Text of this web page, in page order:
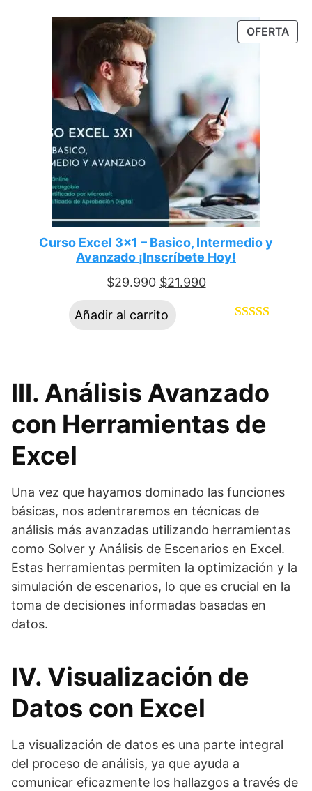
con5.00
5 en base a
OFERTA
Curso Excel 3×1 – Basico, Intermedio y
Avanzado ¡Inscríbete Hoy!
$29.990 $21.990
valoraciones
Añadir al carrito
III. Análisis Avanzado
con Herramientas de
Excel
Una vez que hayamos dominado las funciones
básicas, nos adentraremos en técnicas de
análisis más avanzadas utilizando herramientas
como Solver y Análisis de Escenarios en Excel.
Estas herramientas permiten la optimización y la
simulación de escenarios, lo que es crucial en la
toma de decisiones informadas basadas en
datos.
IV. Visualización de
Datos con Excel
La visualización de datos es una parte integral
del proceso de análisis, ya que ayuda a
comunicar eficazmente los hallazgos a través de